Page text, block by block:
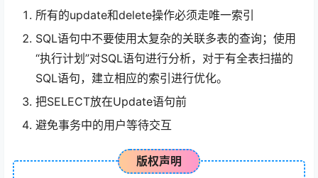
所有的update和delete操作必须走唯一索引
SQL语句中不要使用太复杂的关联多表的查询；使用
“执行计划”对SQL语句进行分析，对于有全表扫描的
SQL语句，建立相应的索引进行优化。
把SELECT放在Update语句前
避免事务中的用户等待交互
版权声明